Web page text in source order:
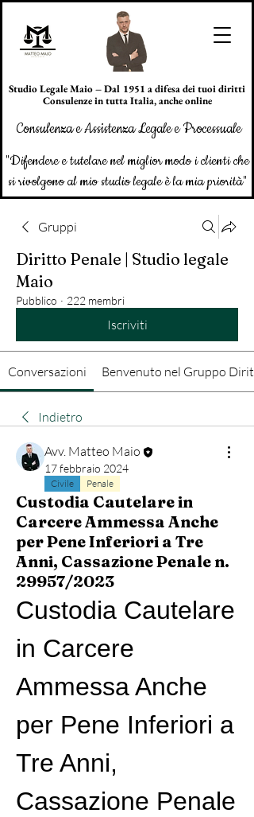
Studio Legale Maio – Dal 1951 a difesa dei tuoi diritti
Consulenze in tutta Italia, anche online
Consulenza e Assistenza Legale e Processuale
"Difendere e tutelare nel miglior modo i clienti che
si rivolgono al mio studio legale è la mia priorità"
Gruppi
Diritto Penale | Studio legale
Maio
Pubblico · 222 membri
Iscriviti
Conversazioni Benvenuto nel Gruppo
Indietro
Avv. Matteo Maio
17 febbraio 2024
Civile Penale
Custodia Cautelare in
Carcere Ammessa Anche
per Pene Inferiori a Tre
Anni, Cassazione Penale n.
29957/2023
Custodia Cautelare
in Carcere
Ammessa Anche
per Pene Inferiori a
Tre Anni,
Cassazione Penale